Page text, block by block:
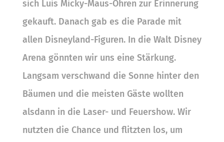
sich Luis Micky-Maus-Ohren zur Erinnerung
gekauft. Danach gab es die Parade mit
allen Disneyland-Figuren. In die Walt Disney
Arena gönnten wir uns eine Stärkung.
Langsam verschwand die Sonne hinter den
Bäumen und die meisten Gäste wollten
alsdann in die Laser- und Feuershow. Wir
nutzten die Chance und flitzten los, um